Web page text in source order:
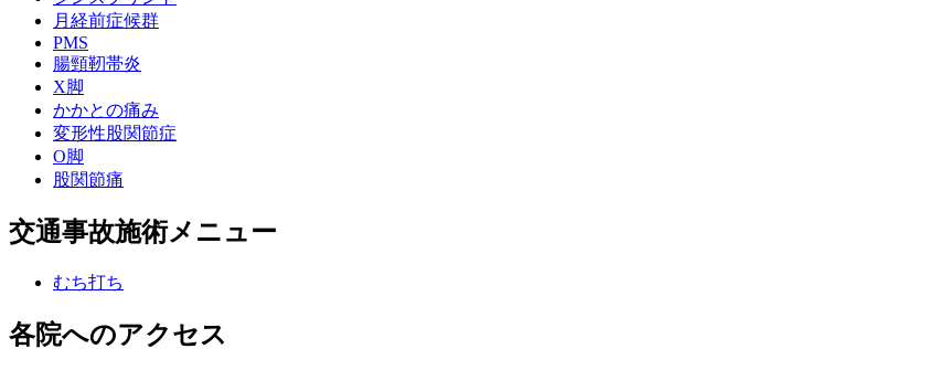
月経前症候群
PMS
腸頸靭帯炎
X脚
かかとの痛み
変形性股関節症
O脚
股関節痛
交通事故施術メニュー
むち打ち
各院へのアクセス